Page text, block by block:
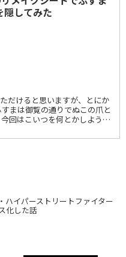
隠してみた
だけると思いますが、とにか
まは御覧の通りでぬこの爪と
回はこいつを何とかしようと
ハイパーストリートファイター
化した話